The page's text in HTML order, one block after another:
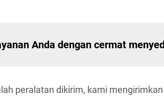
Anda dengan cermat
peralatan dikirim, kami